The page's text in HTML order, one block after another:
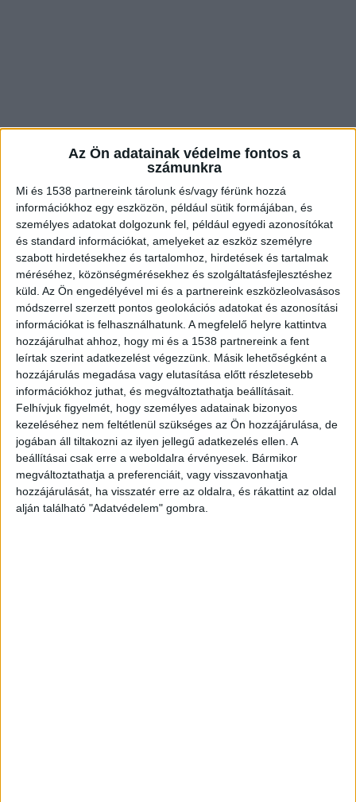
Az Ön adatainak védelme fontos a
számunkra
Mi és 1538 partnereink tárolunk és/vagy férünk hozzá
információkhoz egy eszközön, például sütik formájában, és
személyes adatokat dolgozunk fel, például egyedi azonosítókat
és standard információkat, amelyeket az eszköz személyre
szabott hirdetésekhez és tartalomhoz, hirdetések és tartalmak
méréséhez, közönségmérésekhez és szolgáltatásfejlesztéshez
küld. Az Ön engedélyével mi és a partnereink eszközleolvasásos
módszerrel szerzett pontos geolokációs adatokat és azonosítási
információkat is felhasználhatunk. A megfelelő helyre kattintva
hozzájárulhat ahhoz, hogy mi és a 1538 partnereink a fent
leírtak szerint adatkezelést végezzünk. Másik lehetőségként a
hozzájárulás megadása vagy elutasítása előtt részletesebb
információkhoz juthat, és megváltoztathatja beállításait.
Felhívjuk figyelmét, hogy személyes adatainak bizonyos
kezeléséhez nem feltétlenül szükséges az Ön hozzájárulása, de
jogában áll tiltakozni az ilyen jellegű adatkezelés ellen. A
beállításai csak erre a weboldalra érvényesek. Bármikor
megváltoztathatja a preferenciáit, vagy visszavonhatja
hozzájárulását, ha visszatér erre az oldalra, és rákattint az oldal
alján található "Adatvédelem" gombra.
Jól hangzó igéretek
Lázár János építési és közlekedési miniszter jött,
látott ésnagyokat mondott Budakeszin. A
miniszter állítja ismeri az agglomerációban élők
problémáit, a dugóban araszolás nyűgét és ígéri,
hogy az elkövetkező 10 éves időszakban óriási
közlekedésfejlesztés vár az agglomerációban
élőkre, mert tudja, hogy az életük tel van
kihívásokkal. Lesz HÉV és vasútvonal fejlesztés,
M1-hatsávosítás és megépül az M100-as, amit
sokan az M0-ás körgyűrű nyugati szakaszának